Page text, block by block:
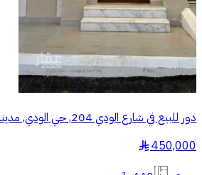
دور للبيع في شارع الودي 204, حي الودي, مدينة حائل, منطقة حائل
450,000
§